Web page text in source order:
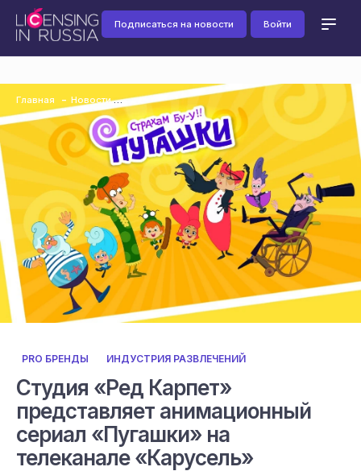
Подписаться на новости Войти
Главная Новости
PRO БРЕНДЫ ИНДУСТРИЯ РАЗВЛЕЧЕНИЙ
Студия «Ред Карпет»
представляет анимационный
сериал «Пугашки» на
телеканале «Карусель»